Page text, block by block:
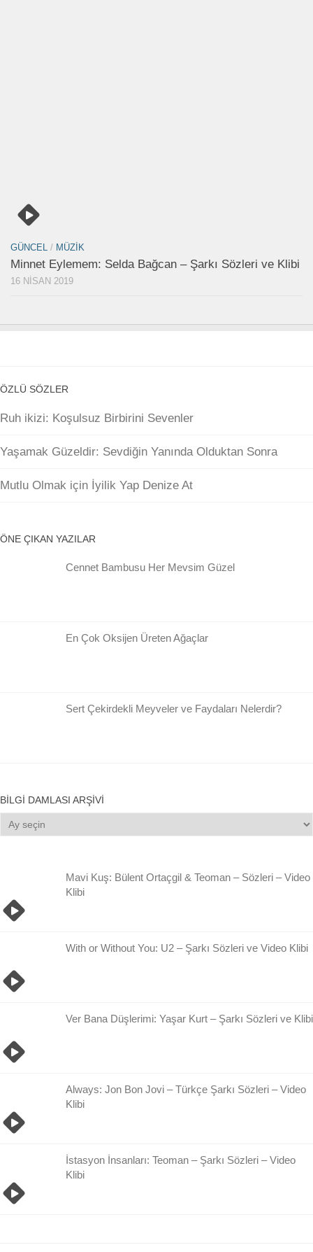
GÜNCEL / MÜZIK
Minnet Eylemem: Selda Bağcan – Şarkı Sözleri ve Klibi
16 NISAN 2019
ÖZLÜ SÖZLER
Ruh ikizi: Koşulsuz Birbirini Sevenler
Yaşamak Güzeldir: Sevdiğin Yanında Olduktan Sonra
Mutlu Olmak için İyilik Yap Denize At
ÖNE ÇIKAN YAZILAR
Cennet Bambusu Her Mevsim Güzel
En Çok Oksijen Üreten Ağaçlar
Sert Çekirdekli Meyveler ve Faydaları Nelerdir?
BILGI DAMLASI ARŞIVI
Bilgi
Damlası
Mavi Kuş: Bülent Ortaçgil & Teoman – Sözleri – Video
Klibi
With or Without You: U2 – Şarkı Sözleri ve Video Klibi
Ver Bana Düşlerimi: Yaşar Kurt – Şarkı Sözleri ve Klibi
Always: Jon Bon Jovi – Türkçe Şarkı Sözleri – Video
Klibi
İstasyon İnsanları: Teoman – Şarkı Sözleri – Video
Klibi